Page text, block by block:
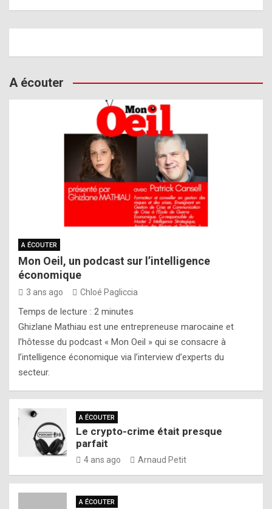
A écouter
A ÉCOUTER
Mon Oeil, un podcast sur l’intelligence
économique
3 ans ago Chloé Pagliccia
Temps de lecture : 2 minutes
Ghizlane Mathiau est une entrepreneuse marocaine et
l’hôtesse du podcast « Mon Oeil » qui se consacre à
l’intelligence économique via l’interview d’experts du
secteur.
A ÉCOUTER
Le crypto-crime était presque
parfait
4 ans ago Arnaud Petit
A ÉCOUTER